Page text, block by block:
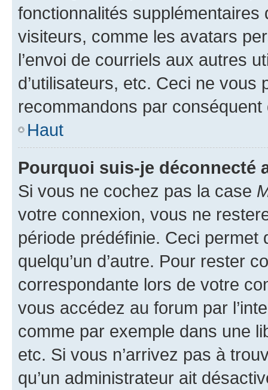
fonctionnalités
visiteurs, comme les avatars
l’envoi de courriels aux autres
d’utilisateurs, etc. Ceci ne vous
recommandons par conséquent
Haut
Pourquoi suis-je déconnecté
Si vous ne cochez pas la case
votre connexion, vous ne
période prédéfinie. Ceci permet
quelqu’un d’autre. Pour rester
correspondante lors de votre
vous accédez au forum par
comme par exemple dans une
etc. Si vous n’arrivez pas à
qu’un administrateur ait